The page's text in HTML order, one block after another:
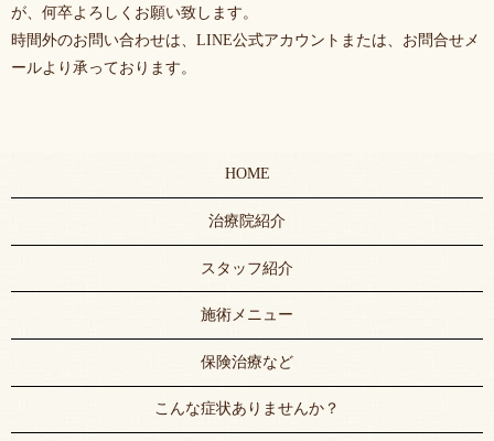
が、何卒よろしくお願い致します。
時間外のお問い合わせは、LINE公式アカウントまたは、お問合せメ
ールより承っております。
HOME
治療院紹介
スタッフ紹介
施術メニュー
保険治療など
こんな症状ありませんか？